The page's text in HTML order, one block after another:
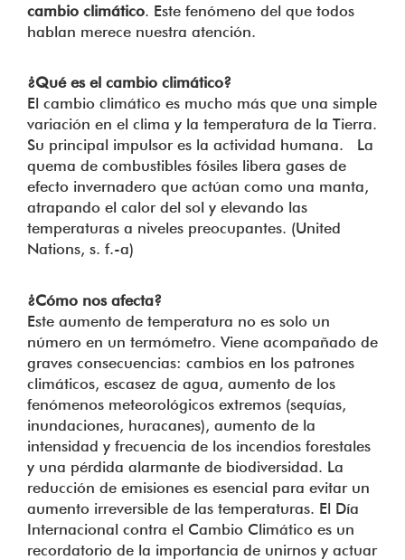
cambio climático. Este fenómeno del que todos
hablan merece nuestra atención.
¿Qué es el cambio climático?
El cambio climático es mucho más que una simple
variación en el clima y la temperatura de la Tierra.
Su principal impulsor es la actividad humana. La
quema de combustibles fósiles libera gases de
efecto invernadero que actúan como una manta,
atrapando el calor del sol y elevando las
temperaturas a niveles preocupantes. (United
Nations, s. f.-a)
¿Cómo nos afecta?
Este aumento de temperatura no es solo un
número en un termómetro. Viene acompañado de
graves consecuencias: cambios en los patrones
climáticos, escasez de agua, aumento de los
fenómenos meteorológicos extremos (sequías,
inundaciones, huracanes), aumento de la
intensidad y frecuencia de los incendios forestales
y una pérdida alarmante de biodiversidad. La
reducción de emisiones es esencial para evitar un
aumento irreversible de las temperaturas. El Día
Internacional contra el Cambio Climático es un
recordatorio de la importancia de unirnos y actuar